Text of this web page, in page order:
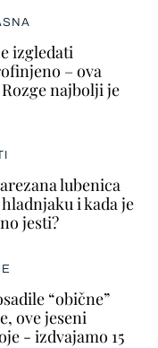
izgledati
– ova
najbolji je
lubenica
i kada je
jesti?
“obične”
ove jeseni
- izdvajamo 15